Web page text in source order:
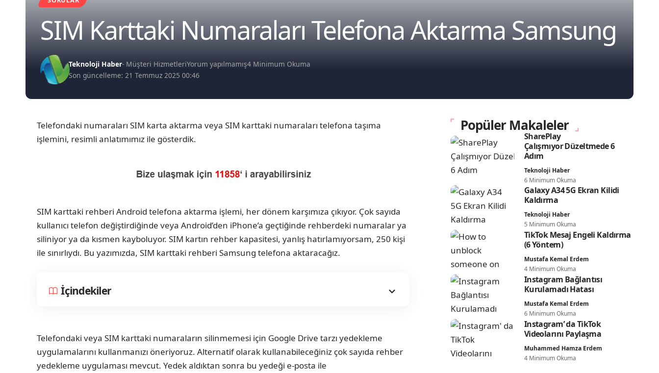
SIM Karttaki Numaraları Telefona Aktarma Samsung
Son güncelleme: 21 Temmuz 2025 00:46
Teknoloji Haber- Müşteri HizmetleriYorum yapılmamış4 Minimum Okuma
Telefondaki numaraları SIM karta aktarma veya SIM karttaki numaraları telefona taşıma
işlemini, resimli anlatımımız ile gösterdik.
SIM karttaki rehberi Android telefona aktarma işlemi, her dönem karşımıza çıkıyor. Çok sayıda
kullanıcı telefon değiştirdiğinde veya Android’den iPhone’a geçtiğinde rehberdeki numaralar ya
siliniyor ya da kısmen kayboluyor. SIM kartın rehber kapasitesi, yanlış hatırlamıyorsam, 250 kişi
ile sınırlıydı. Bu yazımızda, SIM karttaki rehberi Samsung telefona aktaracağız.
İçindekiler
Telefondaki veya SIM karttaki numaraların silinmemesi için Google Drive tarzı yedekleme
uygulamalarını kullanmanızı öneriyoruz. Alternatif olarak kullanabileceğiniz çok sayıda rehber
yedekleme uygulaması mevcut. Yedek aldıktan sonra bu yedeği e-posta ile
Popüler Makaleler
SharePlay
Çalışmıyor Düzeltmede 6
Adım
Teknoloji Haber
6 Minimum Okuma
Galaxy A34 5G Ekran Kilidi
Kaldırma
Teknoloji Haber
5 Minimum Okuma
TikTok Mesaj Engeli Kaldırma
(6 Yöntem)
Mustafa Kemal Erdem
4 Minimum Okuma
Instagram Bağlantısı
Kurulamadı Hatası
Mustafa Kemal Erdem
6 Minimum Okuma
Instagram’ da TikTok
Videolarını Paylaşma
Muhammed Hamza Erdem
4 Minimum Okuma